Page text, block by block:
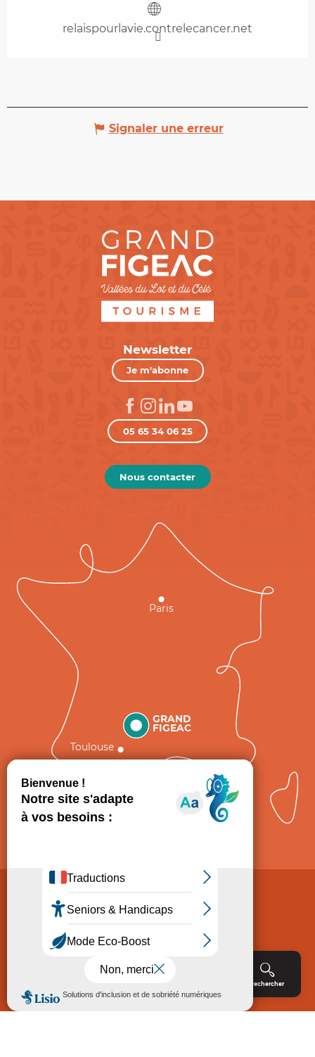
Rechercher
relaispourlavie.contrelecancer.net
Signaler une erreur
Newsletter
Je m'abonne
05 65 34 06 25
Nous contacter
GRAND
FIGEAC
Toulouse
Paris
Politique de Protection des données
Consentement
Accessibilité : non conforme